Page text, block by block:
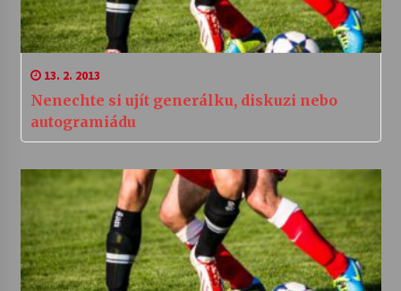
13. 2. 2013
Nenechte si ujít generálku, diskuzi nebo
autogramiádu